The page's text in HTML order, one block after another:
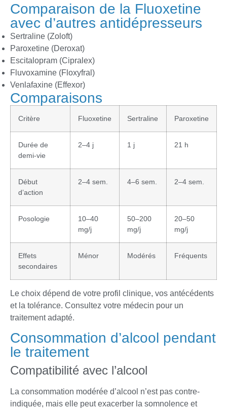
Comparaison de la Fluoxetine
avec d’autres antidépresseurs
Sertraline (Zoloft)
Paroxetine (Deroxat)
Escitalopram (Cipralex)
Fluvoxamine (Floxyfral)
Venlafaxine (Effexor)
Comparaisons
Critère Fluoxetine Sertraline Paroxetine
Durée de
demi-vie
2–4 j 1 j 21 h
Début
d’action
2–4 sem. 4–6 sem. 2–4 sem.
Posologie
10–40
mg/j
50–200
mg/j
20–50
mg/j
Effets
secondaires
Ménor Modérés Fréquents
Le choix dépend de votre profil clinique, vos antécédents
et la tolérance. Consultez votre médecin pour un
traitement adapté.
Consommation d’alcool pendant
le traitement
Compatibilité avec l’alcool
La consommation modérée d’alcool n’est pas contre-
indiquée, mais elle peut exacerber la somnolence et